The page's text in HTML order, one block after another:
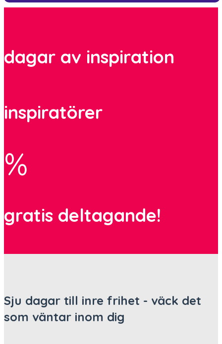
dagar av inspiration
inspiratörer
%
gratis deltagande!
Sju dagar till inre frihet - väck det
som väntar inom dig